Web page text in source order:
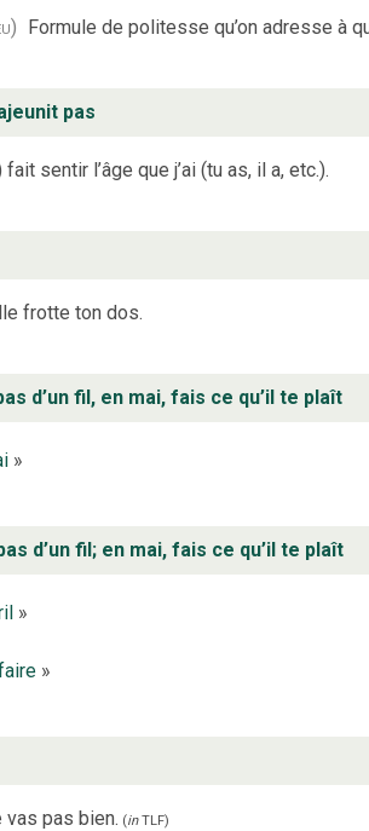
Formule de politesse qu’on adresse à
pas
sentir l’âge que j’ai (tu as, il a, etc.).
frotte ton dos.
d’un fil, en mai, fais ce qu’il te plaît
»
d’un fil; en mai, fais ce qu’il te plaît
»
»
vas pas bien. (inTLF)